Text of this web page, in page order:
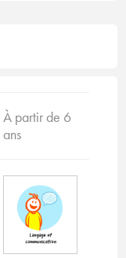
À partir de 6
ans